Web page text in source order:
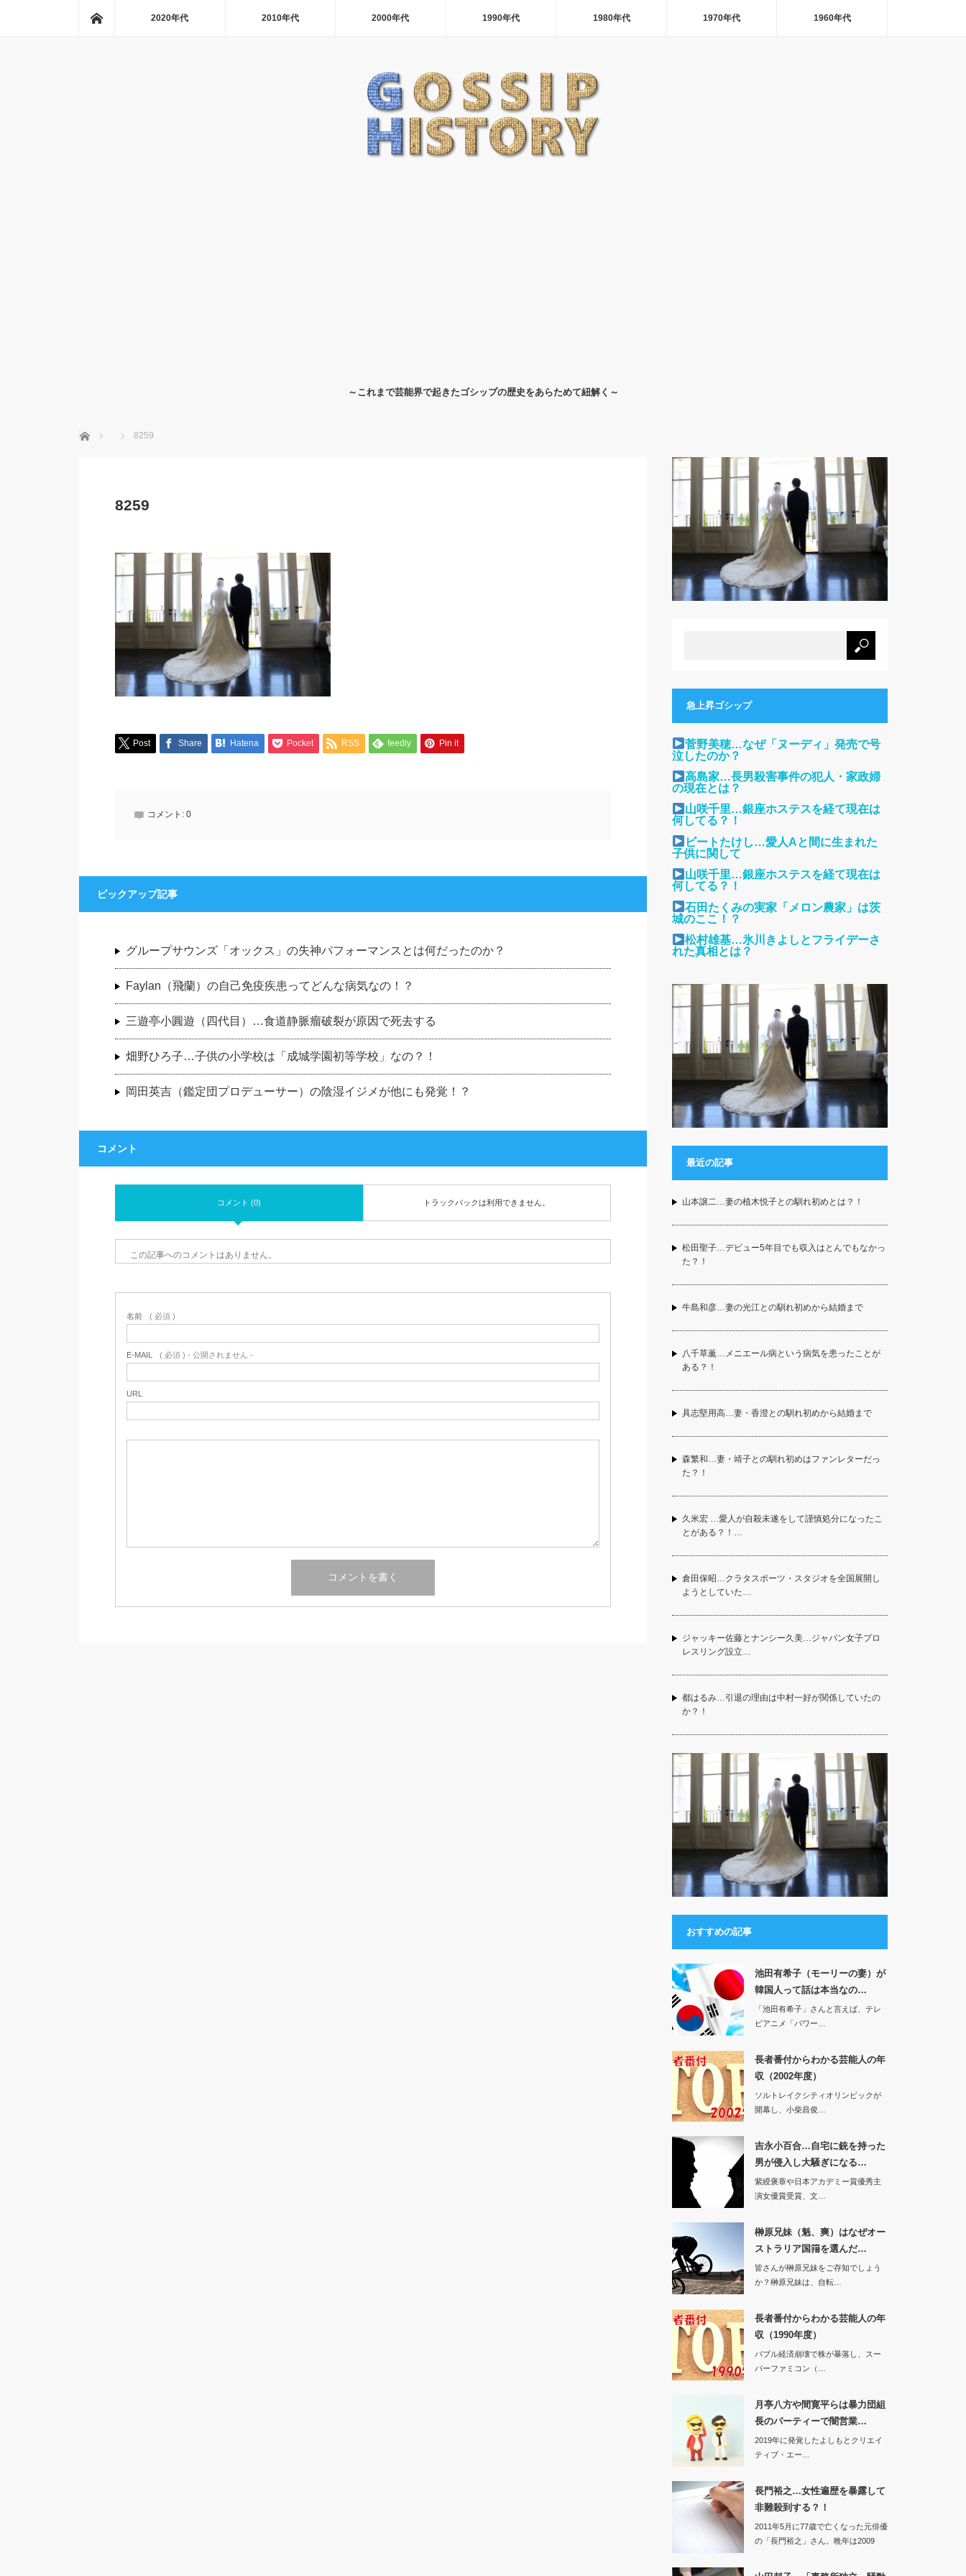
2020年代 2010年代 2000年代 1990年代 1980年代 1970年代 1960年代
～これまで芸能界で起きたゴシップの歴史をあらためて紐解く～
ホーム 8259
8259
Post Share Hatena Pocket RSS feedly Pin it
コメント: 0
ピックアップ記事
グループサウンズ「オックス」の失神パフォーマンスとは何だったのか？
Faylan（飛蘭）の自己免疫疾患ってどんな病気なの！？
三遊亭小圓遊（四代目）…食道静脈瘤破裂が原因で死去する
畑野ひろ子…子供の小学校は「成城学園初等学校」なの？！
岡田英吉（鑑定団プロデューサー）の陰湿イジメが他にも発覚！？
コメント
コメント (0) トラックバックは利用できません。
この記事へのコメントはありません。
名前 ( 必須 )
E-MAIL ( 必須 ) - 公開されません -
URL
急上昇ゴシップ
菅野美穂…なぜ「ヌーディ」発売で号
泣したのか？
高島家…長男殺害事件の犯人・家政婦
の現在とは？
山咲千里…銀座ホステスを経て現在は
何してる？！
ビートたけし…愛人Aと間に生まれた
子供に関して
山咲千里…銀座ホステスを経て現在は
何してる？！
石田たくみの実家「メロン農家」は茨
城のここ！？
松村雄基…氷川きよしとフライデーさ
れた真相とは？
最近の記事
山本譲二…妻の植木悦子との馴れ初めとは？！
松田聖子…デビュー5年目でも収入はとんでもなかっ
た？！
牛島和彦…妻の光江との馴れ初めから結婚まで
八千草薫…メニエール病という病気を患ったことが
ある？！
具志堅用高…妻・香澄との馴れ初めから結婚まで
森繁和…妻・靖子との馴れ初めはファンレターだっ
た？！
久米宏 …愛人が自殺未遂をして謹慎処分になったこ
とがある？！…
倉田保昭…クラタスポーツ・スタジオを全国展開し
ようとしていた…
ジャッキー佐藤とナンシー久美…ジャパン女子プロ
レスリング設立…
都はるみ…引退の理由は中村一好が関係していたの
か？！
おすすめの記事
池田有希子（モーリーの妻）が
韓国人って話は本当なの…
「池田有希子」さんと言えば、テレ
ビアニメ「パワー…
長者番付からわかる芸能人の年
収（2002年度）
ソルトレイクシティオリンピックが
開幕し、小柴昌俊…
吉永小百合…自宅に銃を持った
男が侵入し大騒ぎになる…
紫綬褒章や日本アカデミー賞優秀主
演女優賞受賞、文…
榊原兄妹（魁、爽）はなぜオー
ストラリア国簎を選んだ…
皆さんが榊原兄妹をご存知でしょう
か？榊原兄妹は、自転…
長者番付からわかる芸能人の年
収（1990年度）
バブル経済崩壊で株が暴落し、スー
パーファミコン（…
月亭八方や間寛平らは暴力団組
長のパーティーで闇営業…
2019年に発覚したよしもとクリエイ
ティブ・エー…
長門裕之…女性遍歴を暴露して
非難殺到する？！
2011年5月に77歳で亡くなった元俳優
の「長門裕之」さん。晩年は2009